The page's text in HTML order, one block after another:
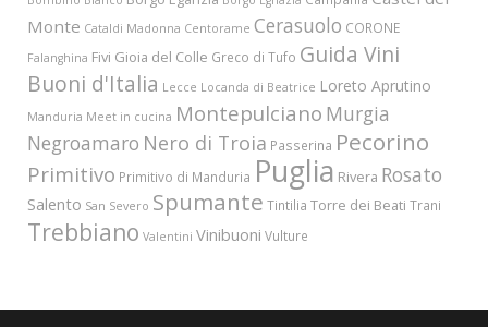
Monte Cataldi Madonna Centorame Cerasuolo CORONE
Falanghina Fivi Gioia del Colle Greco di Tufo Guida Vini
Buoni d'Italia Lecce Locanda di Beatrice Loreto Aprutino
Manduria Meet in cucina Montepulciano Murgia
Negroamaro Nero di Troia Passerina Pecorino
Primitivo Primitivo di Manduria Puglia Rivera Rosato
Salento San Severo Spumante Tintilia Torre dei Beati Trani
Trebbiano Valentini Vinibuoni Vulture